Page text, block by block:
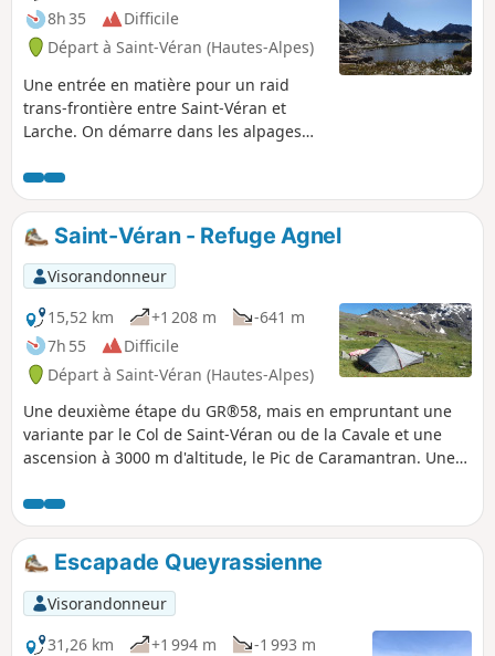
8h 35
Difficile
Départ à Saint-Véran (Hautes-Alpes)
Une entrée en matière pour un raid
trans-frontière entre Saint-Véran et
Larche. On démarre dans les alpages
frontière, d'un monde minéral et coloré
parfois très déroutant. Pas de vraie
difficulté, mais une bonne habitude de
la lecture du terrain est parfois
nécessaire pour ne pas perdre la trace.
Saint-Véran - Refuge Agnel
Visorandonneur
15,52 km
+1 208 m
-641 m
7h 55
Difficile
Départ à Saint-Véran (Hautes-Alpes)
Une deuxième étape du GR®58, mais en empruntant une
variante par le Col de Saint-Véran ou de la Cavale et une
ascension à 3000 m d'altitude, le Pic de Caramantran. Une
itinéraire. En ce début de saison, de nombreux névés
étaient présents. Itinéraire très sauvage, que je conseille
afin d'éviter le sentier du Col de Chamoussiére, plutôt très
fréquenté.
Escapade Queyrassienne
Visorandonneur
31,26 km
+1 994 m
-1 993 m